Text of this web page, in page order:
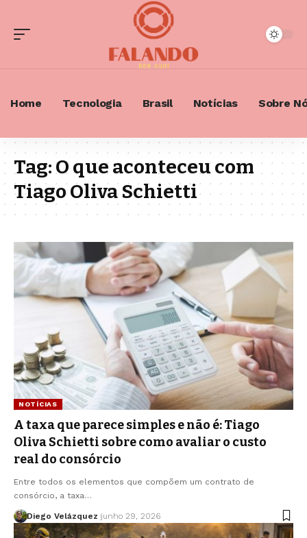
Home Tecnologia Brasil Notícias Sobre
Tag:O que aconteceu com
Tiago Oliva Schietti
NOTÍCIAS
A taxa que parece simples e não é: Tiago
Oliva Schietti sobre como avaliar o custo
real do consórcio
Entre todos os elementos que compõem um contrato de
consórcio, a taxa…
Diego Velázquez junho 29, 2026